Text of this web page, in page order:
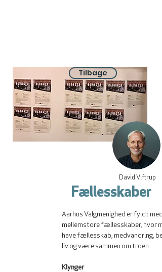
Tilbage
David Viftrup
Fællesskaber
Aarhus Valgmenighed er fyldt
mellemstore fællesskaber, hvor
have fællesskab, medvandring,
liv og være sammen om troen.
Klynger